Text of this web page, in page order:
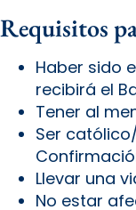
Requisitos
Haber sido
recibirá el
Tener al
Ser
Llevar una
No estar